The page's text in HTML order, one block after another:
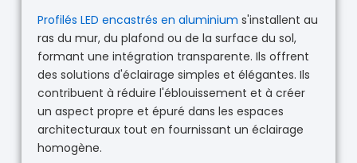
Profilés LED encastrés en aluminium s'installent au
ras du mur, du plafond ou de la surface du sol,
formant une intégration transparente. Ils offrent
des solutions d'éclairage simples et élégantes. Ils
contribuent à réduire l'éblouissement et à créer
un aspect propre et épuré dans les espaces
architecturaux tout en fournissant un éclairage
homogène.